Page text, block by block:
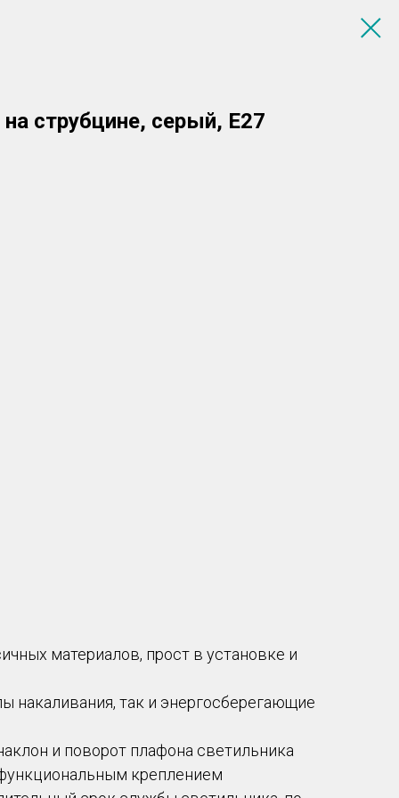
струбцине, серый, E27
материалов, прост в установке и
накаливания, так и энергосберегающие
и поворот плафона светильника
креплением